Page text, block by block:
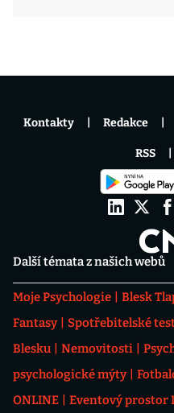
Další témata z našich webů
Moje Psychologie Blesk
Fantasy
Spotřebitelské
Blesku
Nemovitosti
psychologické mýty
ONLINE
Eventový prostor
Kontakty Redakce
RSS